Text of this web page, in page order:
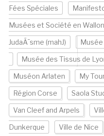
Fées Spéciales
Musées et Société en
JudaÃ¯sme (mahJ)
Musée des Tissus de
Muséon Arlaten My
Région Corse Saola
Van Cleef and Arpels
Dunkerque Ville de Nice